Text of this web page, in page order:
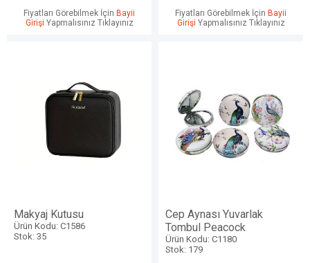
Fiyatları Görebilmek İçin Bayii
Girişi Yapmalısınız Tıklayınız
Fiyatları Görebilmek İçin Bayii
Girişi Yapmalısınız Tıklayınız
Makyaj Kutusu
Ürün Kodu: C1586
Stok: 35
Cep Aynası Yuvarlak
Tombul Peacock
Ürün Kodu: C1180
Stok: 179